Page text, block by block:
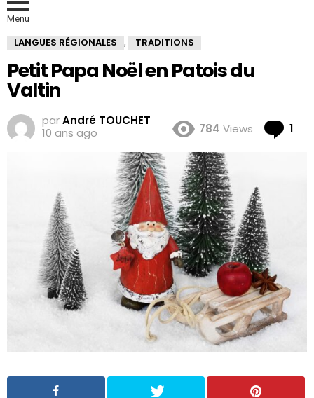
Menu
LANGUES RÉGIONALES , TRADITIONS
Petit Papa Noël en Patois du
Valtin
parAndré TOUCHET
10 ans ago
784 Views 1